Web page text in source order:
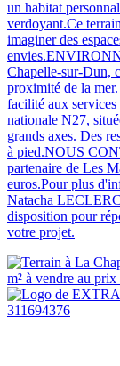
un habitat
verdoyant.Ce
imaginer des
Chapelle-sur-Dun,
proximité de la
facilité aux services
nationale N27,
grands axes. Des
à pied.NOUS
partenaire de Les
euros.Pour plus
Natacha
disposition pour
votre projet.